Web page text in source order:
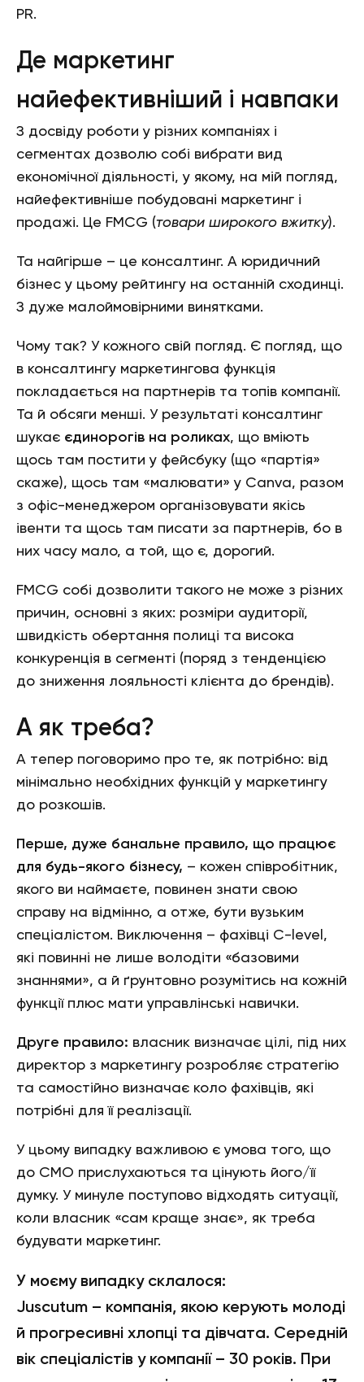
PR.
Де маркетинг
найефективніший і навпаки
З досвіду роботи у різних компаніях і
сегментах дозволю собі вибрати вид
економічної діяльності, у якому, на мій погляд,
найефективніше побудовані маркетинг і
продажі. Це FMCG (товари широкого вжитку).
Та найгірше – це консалтинг. А юридичний
бізнес у цьому рейтингу на останній сходинці.
З дуже малоймовірними винятками.
Чому так? У кожного свій погляд. Є погляд, що
в консалтингу маркетингова функція
покладається на партнерів та топів компанії.
Та й обсяги менші. У результаті консалтинг
шукає єдинорогів на роликах, що вміють
щось там постити у фейсбуку (що «партія»
скаже), щось там «малювати» у Canva, разом
з офіс-менеджером організовувати якісь
івенти та щось там писати за партнерів, бо в
них часу мало, а той, що є, дорогий.
FMCG собі дозволити такого не може з різних
причин, основні з яких: розміри аудиторії,
швидкість обертання полиці та висока
конкуренція в сегменті (поряд з тенденцією
до зниження лояльності клієнта до брендів).
А як треба?
А тепер поговоримо про те, як потрібно: від
мінімально необхідних функцій у маркетингу
до розкошів.
Перше, дуже банальне правило, що працює
для будь-якого бізнесу, – кожен співробітник,
якого ви наймаєте, повинен знати свою
справу на відмінно, а отже, бути вузьким
спеціалістом. Виключення – фахівці C-level,
які повинні не лише володіти «базовими
знаннями», а й ґрунтовно розумітись на кожній
функції плюс мати управлінські навички.
Друге правило: власник визначає цілі, під них
директор з маркетингу розробляє стратегію
та самостійно визначає коло фахівців, які
потрібні для її реалізації.
У цьому випадку важливою є умова того, що
до CMO прислухаються та цінують його/її
думку. У минуле поступово відходять ситуації,
коли власник «сам краще знає», як треба
будувати маркетинг.
У моєму випадку склалося:
Juscutum – компанія, якою керують молоді
й прогресивні хлопці та дівчата. Середній
вік спеціалістів у компанії – 30 років. При